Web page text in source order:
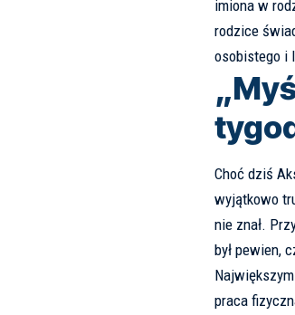
imiona w
rodzice
osobistego i
Choć dziś
wyjątkowo
nie znał.
był pewien,
praca